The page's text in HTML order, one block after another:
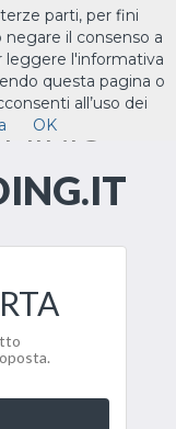
Toggle
parti, per fini
il consenso a
leggere l'informativa
questa pagina o
all’uso dei
OK